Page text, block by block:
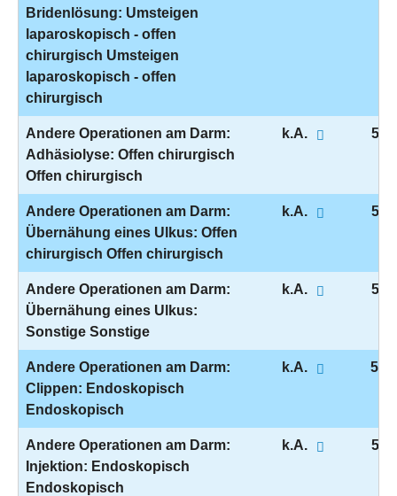
Bridenlösung: Umsteigen
laparoskopisch - offen
chirurgisch Umsteigen
laparoskopisch - offen
chirurgisch
Andere Operationen am Darm:
Adhäsiolyse: Offen chirurgisch
Offen chirurgisch
k.A. 5-
Andere Operationen am Darm:
Übernähung eines Ulkus: Offen
chirurgisch Offen chirurgisch
k.A. 5-
Andere Operationen am Darm:
Übernähung eines Ulkus:
Sonstige Sonstige
k.A. 5-
Andere Operationen am Darm:
Clippen: Endoskopisch
Endoskopisch
k.A. 5-
Andere Operationen am Darm:
Injektion: Endoskopisch
Endoskopisch
k.A. 5-